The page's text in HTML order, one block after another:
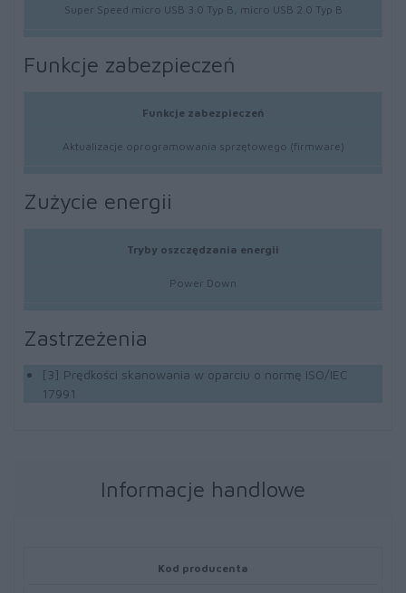
Super Speed micro USB 3.0 Typ B, micro USB 2.0 Typ B
Funkcje zabezpieczeń
Funkcje zabezpieczeń
Aktualizacje oprogramowania sprzętowego (firmware)
Zużycie energii
Tryby oszczędzania energii
Power Down
Zastrzeżenia
[3] Prędkości skanowania w oparciu o normę ISO/IEC
17991
Informacje handlowe
Kod producenta